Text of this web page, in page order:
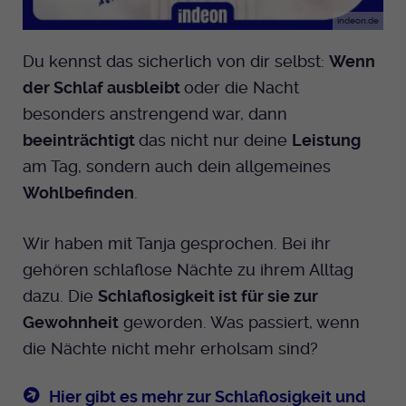
indeon.de
Du kennst das sicherlich von dir selbst: Wenn
der Schlaf ausbleibtoder die Nacht
besonders anstrengend war, dann
beeinträchtigtdas nicht nur deine Leistung
am Tag, sondern auch dein allgemeines
Wohlbefinden
Wir haben mit Tanja gesprochen. Bei ihr
gehören schlaflose Nächte zu ihrem Alltag
dazu. Die Schlaflosigkeit ist für sie zur
Gewohnheit geworden. Was passiert, wenn
die Nächte nicht mehr erholsam sind?
Hier gibt es mehr zur Schlaflosigkeit und
Laufzeit Ende der Sitzung
Zweck
PHP Daten Identifikator, der gesetzt wird
wenn die PHP session() Methode benutzt
wird.
Name uid
Anbieter EKHN
Laufzeit Ende der Sitzung
Zweck
Notwendig zum sicheren Betrieb der
Name cookie_optin-[n]
Name mtm_cookie_consent
Anbieter Medienhaus der EKHN GmbH
Speicherung der Cookie Constent
Einstellungen
Spotify
Giphy
TikTok